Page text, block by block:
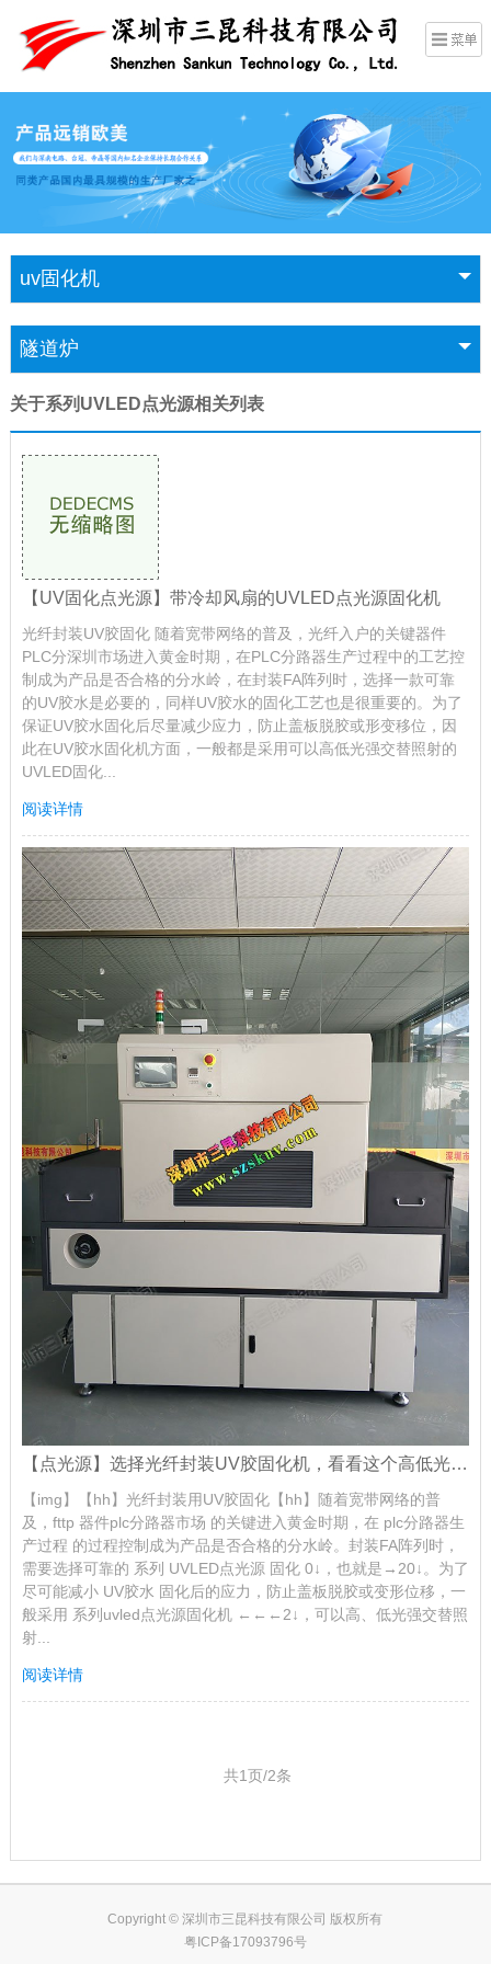
uv固化机
隧道炉
关于系列UVLED点光源相关列表
【UV固化点光源】带冷却风扇的UVLED点光源固化机
光纤封装UV胶固化 随着宽带网络的普及，光纤入户的关键器件
PLC分深圳市场进入黄金时期，在PLC分路器生产过程中的工艺控
制成为产品是否合格的分水岭，在封装FA阵列时，选择一款可靠
的UV胶水是必要的，同样UV胶水的固化工艺也是很重要的。为了
保证UV胶水固化后尽量减少应力，防止盖板脱胶或形变移位，因
此在UV胶水固化机方面，一般都是采用可以高低光强交替照射的
UVLED固化...
阅读详情
【点光源】选择光纤封装UV胶固化机，看看这个高低光强交替的可编程UVLED点光
【img】【hh】光纤封装用UV胶固化【hh】随着宽带网络的普
及，fttp 器件plc分路器市场 的关键进入黄金时期，在 plc分路器生
产过程 的过程控制成为产品是否合格的分水岭。封装FA阵列时，
需要选择可靠的 系列 UVLED点光源 固化 0↓，也就是→20↓。为了
尽可能减小 UV胶水 固化后的应力，防止盖板脱胶或变形位移，一
般采用 系列uvled点光源固化机 ←←←2↓，可以高、低光强交替照
射...
阅读详情
共1页/2条
Copyright © 深圳市三昆科技有限公司 版权所有
粤ICP备17093796号